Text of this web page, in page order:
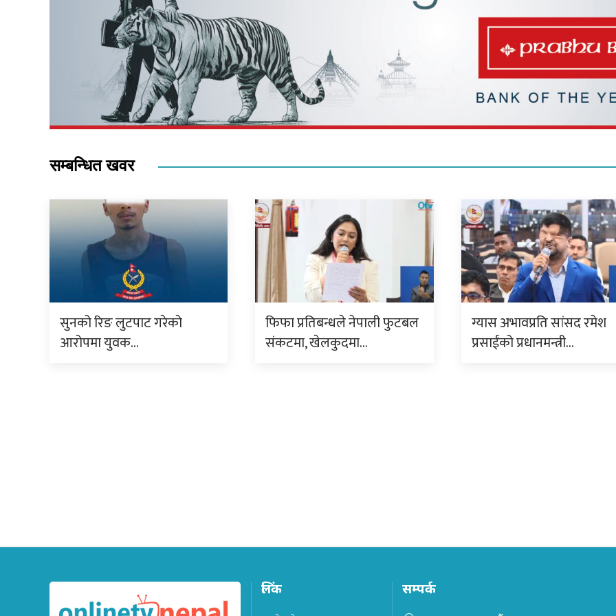
सम्बन्धित खवर
सुनको रिङ लुटपाट गरेको
आरोपमा युवक…
फिफा प्रतिबन्धले नेपाली फुटबल
संकटमा, खेलकुदमा…
ग्यास अभावप्रति सांसद रमेश
प्रसाईंको प्रधानमन्त्री…
लिंक सम्पर्क